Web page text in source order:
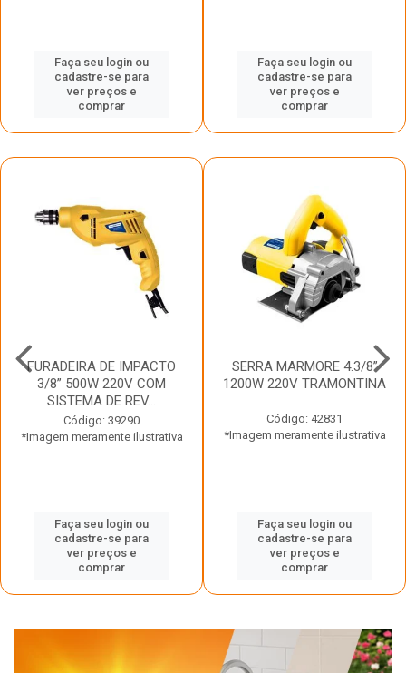
Faça seu login ou
cadastre-se para
ver preços e
comprar
Faça seu login ou
cadastre-se para
ver preços e
comprar
FURADEIRA DE IMPACTO
3/8” 500W 220V COM
SISTEMA DE REV...
Código: 39290
*Imagem meramente ilustrativa
Faça seu login ou
cadastre-se para
ver preços e
comprar
SERRA MARMORE 4.3/8”
1200W 220V TRAMONTINA
Código: 42831
*Imagem meramente ilustrativa
Faça seu login ou
cadastre-se para
ver preços e
comprar